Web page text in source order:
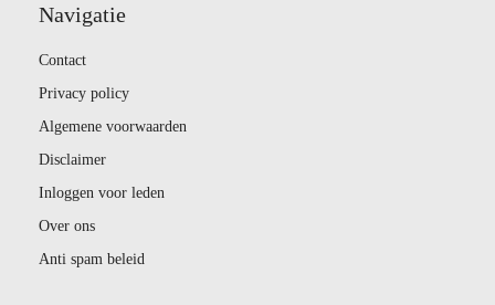
Navigatie
Contact
Privacy policy
Algemene voorwaarden
Disclaimer
Inloggen voor leden
Over ons
Anti spam beleid